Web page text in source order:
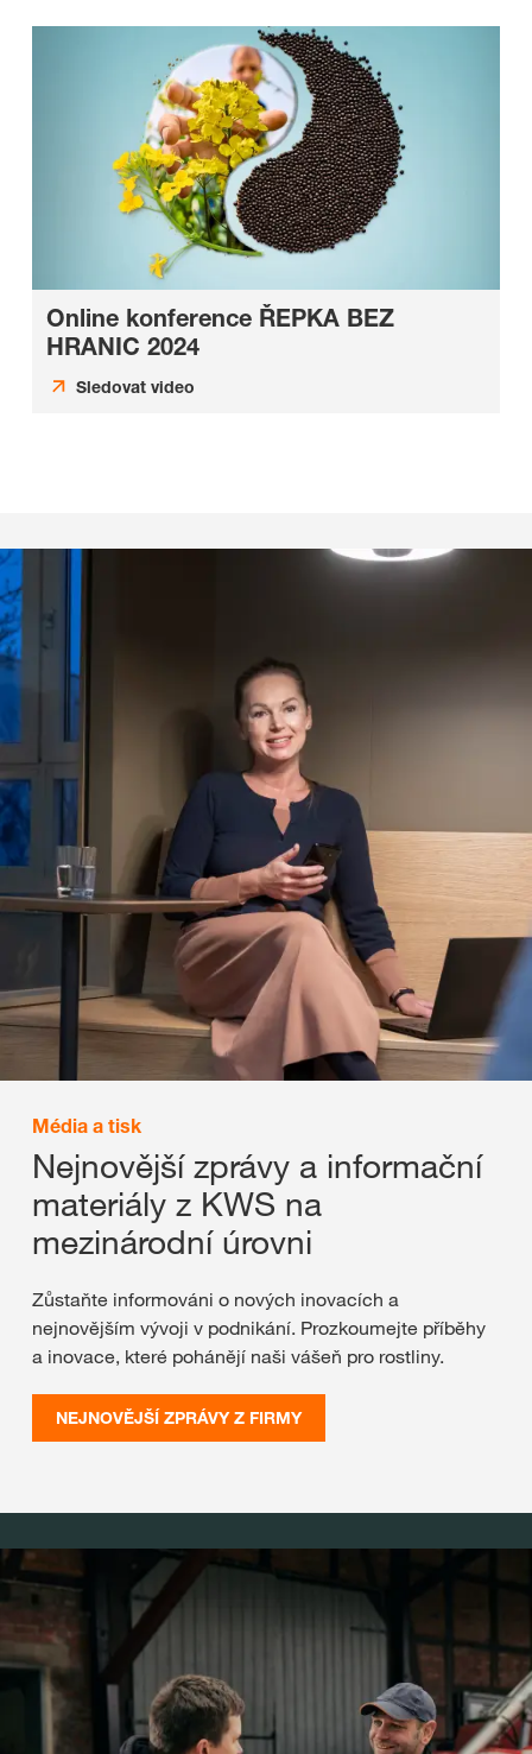
Online konference ŘEPKA BEZ
HRANIC 2024
Sledovat video
Média a tisk
Nejnovější zprávy a informační
materiály z KWS na
mezinárodní úrovni
Zůstaňte informováni o nových inovacích a
nejnovějším vývoji v podnikání. Prozkoumejte příběhy
a inovace, které pohánějí naši vášeň pro rostliny.
NEJNOVĚJŠÍ ZPRÁVY Z FIRMY